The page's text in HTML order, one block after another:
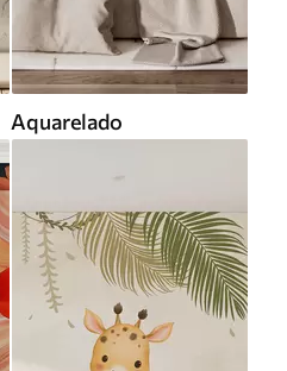
Aquarelado